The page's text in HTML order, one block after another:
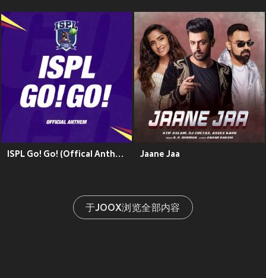
ISPL Go! Go! (Offical Anthem) Jaane Jaa
于JOOX浏览全部内容